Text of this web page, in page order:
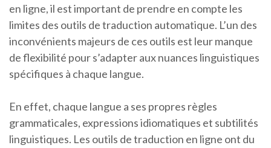
en ligne, il est important de prendre en compte les
limites des outils de traduction automatique. L’un des
inconvénients majeurs de ces outils est leur manque
de flexibilité pour s’adapter aux nuances linguistiques
spécifiques à chaque langue.
En effet, chaque langue a ses propres règles
grammaticales, expressions idiomatiques et subtilités
linguistiques. Les outils de traduction en ligne ont du